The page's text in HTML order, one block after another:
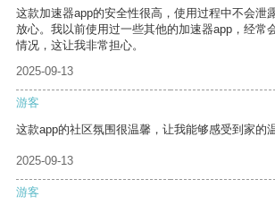
这款加速器app的安全性很高，使用过程中不会泄
放心。我以前使用过一些其他的加速器app，经常
情况，这让我非常担心。
2025-09-13
游客
这款app的社区氛围很温馨，让我能够感受到家的温
2025-09-13
游客